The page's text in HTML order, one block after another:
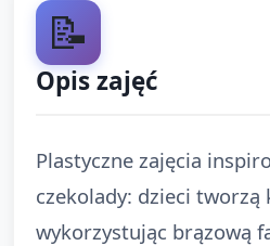
📝
Opis zajęć
Plastyczne zajęcia
czekolady: dzieci tworzą
wykorzystując brązową